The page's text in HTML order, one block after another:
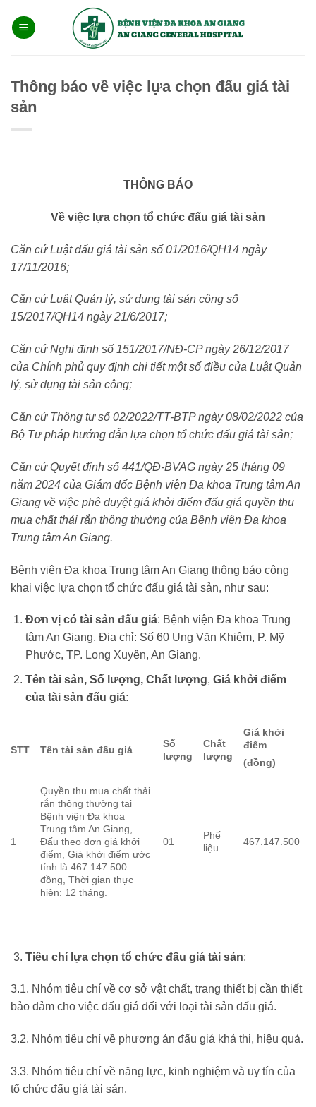
qua
Thông báo về việc lựa chọn đấu giá tài
sản
THÔNG BÁO
Về việc lựa chọn tổ chức đấu giá tài sản
Căn cứ Luật đấu giá tài sản số 01/2016/QH14 ngày
17/11/2016;
Căn cứ Luật Quản lý, sử dụng tài sản công số
15/2017/QH14 ngày 21/6/2017;
Căn cứ Nghị định số 151/2017/NĐ-CP ngày 26/12/2017
của Chính phủ quy định chi tiết một số điều của Luật Quản
lý, sử dụng tài sản công;
Căn cứ Thông tư số 02/2022/TT-BTP ngày 08/02/2022 của
Bộ Tư pháp hướng dẫn lựa chọn tổ chức đấu giá tài sản;
Căn cứ Quyết định số 441/QĐ-BVAG ngày 25 tháng 09
năm 2024 của Giám đốc Bệnh viện Đa khoa Trung tâm An
Giang về việc phê duyệt giá khởi điểm đấu giá quyền thu
mua chất thải rắn thông thường của Bệnh viện Đa khoa
Trung tâm An Giang.
Bệnh viện Đa khoa Trung tâm An Giang thông báo công
khai việc lựa chọn tổ chức đấu giá tài sản, như sau:
Đơn vị có tài sản đấu giá: Bệnh viện Đa khoa Trung
tâm An Giang, Địa chỉ: Số 60 Ung Văn Khiêm, P. Mỹ
Phước, TP. Long Xuyên, An Giang.
Tên tài sản, Số lượng, Chất lượng, Giá khởi điểm
của tài sản đấu giá:
STT Tên tài sản đấu giá
Số
lượng
Chất
lượng
Giá khởi
điểm
(đồng)
1
Quyền thu mua chất thải
rắn thông thường tại
Bệnh viện Đa khoa
Trung tâm An Giang,
Đấu theo đơn giá khởi
điểm, Giá khởi điểm ước
tính là 467.147.500
đồng, Thời gian thực
hiện: 12 tháng.
01
Phế
liệu
467.147.500
Tiêu chí lựa chọn tổ chức đấu giá tài sản:
3.1. Nhóm tiêu chí về cơ sở vật chất, trang thiết bị cần thiết
bảo đảm cho việc đấu giá đối với loại tài sản đấu giá.
3.2. Nhóm tiêu chí về phương án đấu giá khả thi, hiệu quả.
3.3. Nhóm tiêu chí về năng lực, kinh nghiệm và uy tín của
tổ chức đấu giá tài sản.